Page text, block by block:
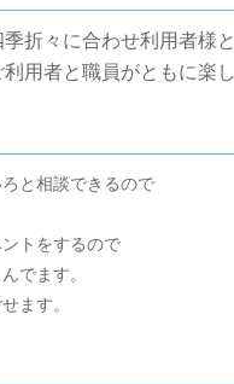
折々に合わせ利用者様
用者と職員がともに楽
と相談できるので
トをするので
でます。
ます。